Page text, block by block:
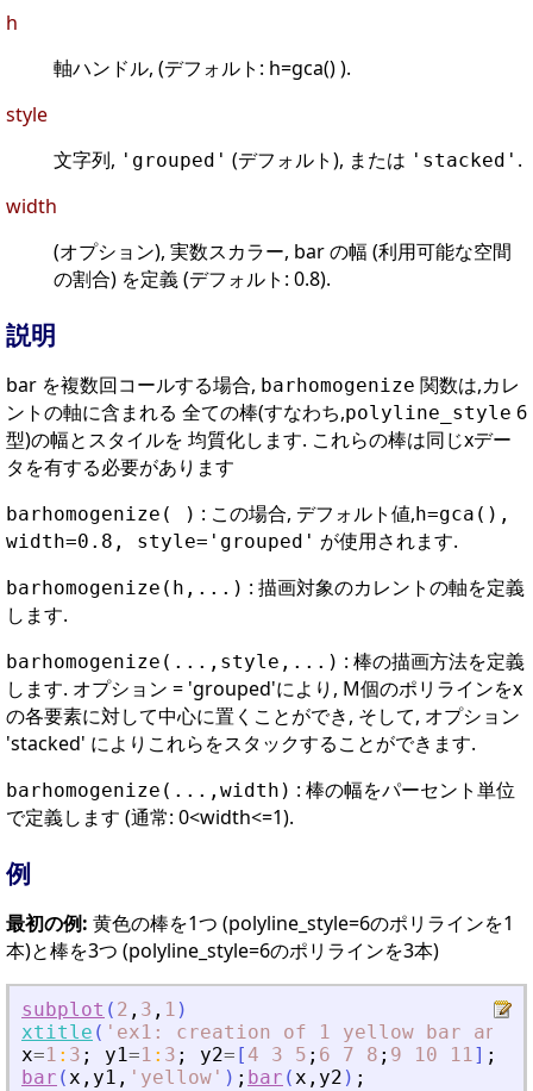
h
軸ハンドル, (デフォルト: h=gca() ).
style
文字列, 'grouped' (デフォルト), または 'stacked' .
width
(オプション), 実数スカラー, bar の幅 (利用可能な空間
の割合) を定義 (デフォルト: 0.8).
説明
bar を複数回コールする場合, barhomogenize 関数は,カレ
ントの軸に含まれる 全ての棒(すなわち,polyline_style 6
型)の幅とスタイルを 均質化します. これらの棒は同じxデー
タを有する必要があります
barhomogenize( ) : この場合, デフォルト値, h=gca(),
width=0.8, style='grouped' が使用されます.
barhomogenize(h,...) : 描画対象のカレントの軸を定義
します.
barhomogenize(...,style,...) : 棒の描画方法を定義
します. オプション = 'grouped'により, M個のポリラインをx
の各要素に対して中心に置くことができ, そして, オプション
'stacked' によりこれらをスタックすることができます.
barhomogenize(...,width) : 棒の幅をパーセント単位
で定義します (通常: 0<width<=1).
例
最初の例: 黄色の棒を1つ (polyline_style=6のポリラインを1
本)と棒を3つ (polyline_style=6のポリラインを3本)
subplot ( 2 , 3 , 1 )
xtitle ( ' ex1: creation of 1 yellow bar and
x=1 : 3 ; y1=1 : 3 ; y2= [ 4 3 5 ; 6 7 8 ; 9 10 11] ;
bar (x , y1 , ' yellow ' ) ; bar (x , y2 ) ;